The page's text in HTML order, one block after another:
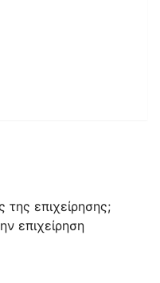
της επιχείρησης;
επιχείρηση